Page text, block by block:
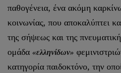
παθογένεια, ένα ακόμη
κοινωνίας, που αποκαλύπτει
της σήψεως και της
ομάδα «ελληνίδων»
κατηγορία παιδοκτόνο, την